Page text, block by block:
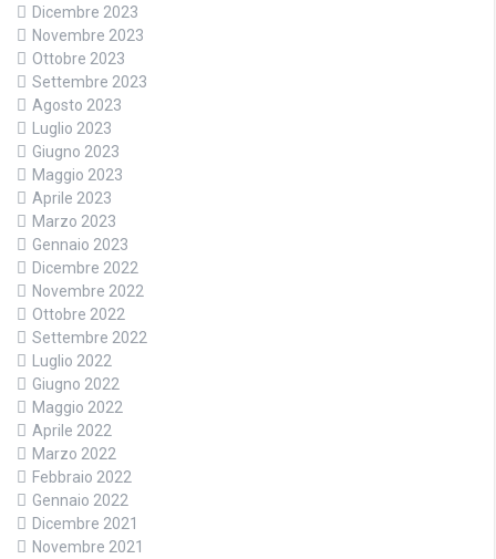
Dicembre 2023
Novembre 2023
Ottobre 2023
Settembre 2023
Agosto 2023
Luglio 2023
Giugno 2023
Maggio 2023
Aprile 2023
Marzo 2023
Gennaio 2023
Dicembre 2022
Novembre 2022
Ottobre 2022
Settembre 2022
Luglio 2022
Giugno 2022
Maggio 2022
Aprile 2022
Marzo 2022
Febbraio 2022
Gennaio 2022
Dicembre 2021
Novembre 2021